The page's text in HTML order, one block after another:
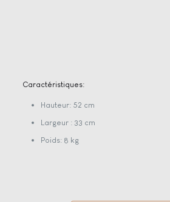
Caractéristiques:
Hauteur: 52 cm
Largeur : 33 cm
Poids: 8 kg